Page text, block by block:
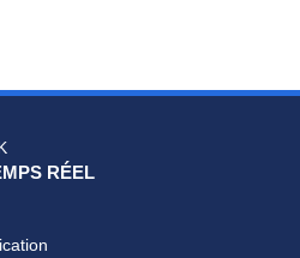
RÉEL